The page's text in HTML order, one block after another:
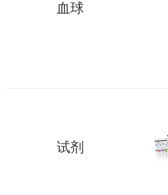
血球
试剂